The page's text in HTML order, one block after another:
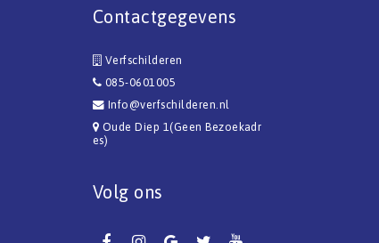
Contactgegevens
Verfschilderen
085-0601005
Info@verfschilderen.nl
Oude Diep 1(Geen Bezoekadr
es)
Volg ons